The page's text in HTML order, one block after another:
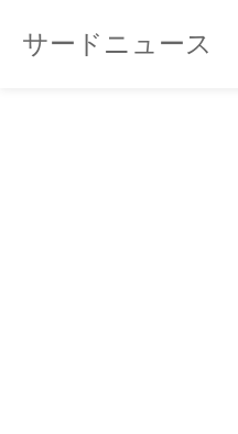
サードニュース